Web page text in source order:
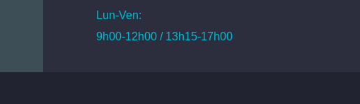
Lun-Ven:
9h00-12h00 / 13h15-17h00